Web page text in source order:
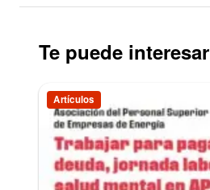
Te puede interesar
Artículos